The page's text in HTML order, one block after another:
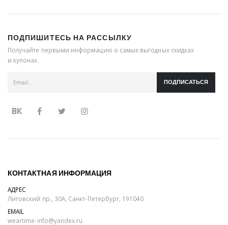
ПОДПИШИТЕСЬ НА РАССЫЛКУ
Получайте первыми информацию о самых выгодных скидках
и купонах.
ПОДПИСАТЬСЯ
ВК
КОНТАКТНАЯ ИНФОРМАЦИЯ
АДРЕС
Лиговский пр., 30А, Санкт-Петербург, 191040
EMAIL
weartime-info@yandex.ru